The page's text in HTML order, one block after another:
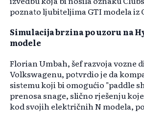
poznato ljubiteljima GTI modela iz
Simulacija brzina po uzoru na
modele
Florian Umbah, šef razvoja vozne
Volkswagenu, potvrdio je da
sistemu koji bi omogućio "paddle
prenosa snage, slično rješenju
kod svojih električnih N modela,